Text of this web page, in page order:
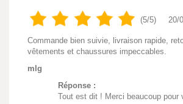
(5/5) 20/
Commande bien suivie, livraison rapide,
vêtements et chaussures impeccables.
mlg
Réponse :
Tout est dit ! Merci beaucoup pour